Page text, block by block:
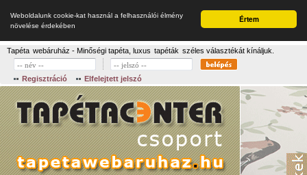
Értem
Weboldalunk cookie-kat használ a felhasználói élmény
növelése érdekében
Tapéta webáruház - Minőségi tapéta, luxus tapéták széles választékát kínáljuk.
Regisztráció Elfelejtett jelszó